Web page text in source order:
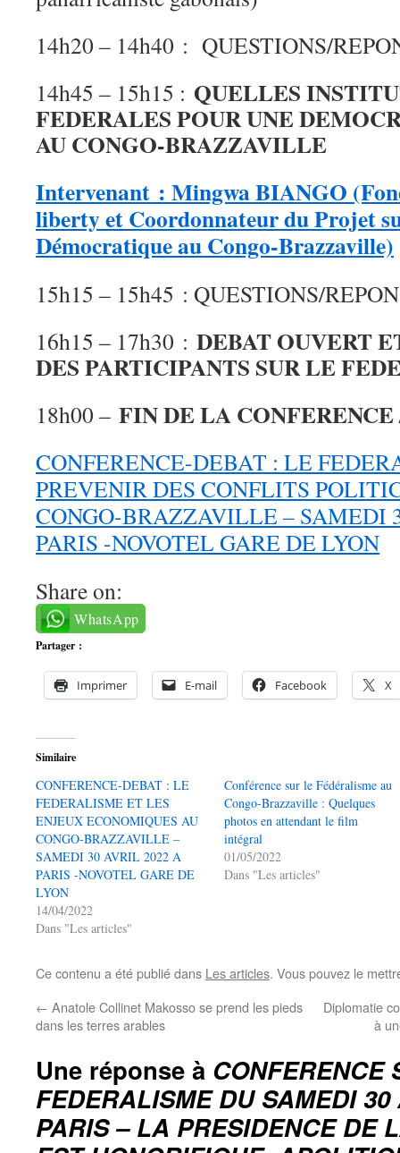
14h20 – 14h40 : QUESTIONS/
14h45 – 15h15 : QUELLES
FEDERALES POUR UNE
AU CONGO-BRAZZAVILLE
Intervenant : Mingwa BIANGO
liberty et Coordonnateur du Projet
Démocratique au Congo-Brazzaville)
15h15 – 15h45 : QUESTIONS/
16h15 – 17h30 : DEBAT OUVERT
DES PARTICIPANTS SUR LE
18h00 – FIN DE LA
CONFERENCE-DEBAT : LE
PREVENIR DES CONFLITS
CONGO-BRAZZAVILLE – SAMEDI
PARIS -NOVOTEL GARE DE LYON
Share on:
WhatsApp
Partager :
Imprimer E-mail Facebook X
Similaire
CONFERENCE-DEBAT : LE
FEDERALISME ET LES
ENJEUX ECONOMIQUES AU
CONGO-BRAZZAVILLE –
SAMEDI 30 AVRIL 2022 A
PARIS -NOVOTEL GARE DE
LYON
14/04/2022
Dans "Les articles"
Conférence sur le Fédéralisme au
Congo-Brazzaville : Quelques
photos en attendant le film
intégral
01/05/2022
Dans "Les articles"
Ce contenu a été publié dans Les articles. Vous pouvez le
← Anatole Collinet Makosso se prend les pieds
dans les terres arables
Diplomatie
à
Une réponse à CONFERENCE
FEDERALISME DU SAMEDI
PARIS – LA PRESIDENCE DE